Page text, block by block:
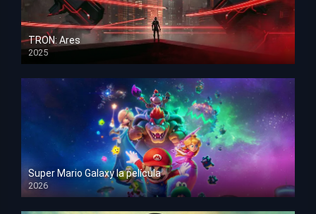
TRON: Ares
2025
HD 1080p
Super Mario Galaxy la película
2026
HD 1080p